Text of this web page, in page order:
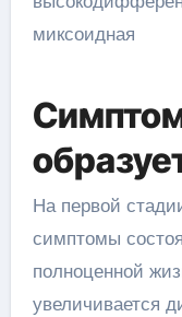
На первой
симптомы
полноценной
увеличивается